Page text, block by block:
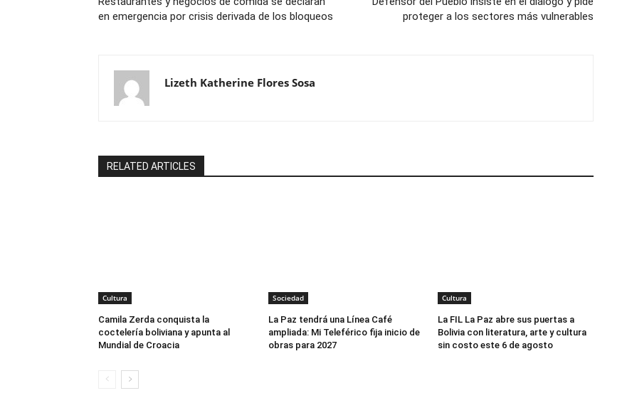
en emergencia por crisis derivada de los bloqueos
proteger a los sectores más vulnerables
Lizeth Katherine Flores Sosa
RELATED ARTICLES
Cultura
Camila Zerda conquista la
coctelería boliviana y apunta al
Mundial de Croacia
Sociedad
La Paz tendrá una Línea Café
ampliada: Mi Teleférico fija inicio de
obras para 2027
Cultura
La FIL La Paz abre sus puertas a
Bolivia con literatura, arte y cultura
sin costo este 6 de agosto